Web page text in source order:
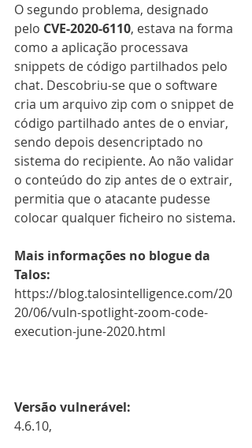
O segundo problema, designado
pelo CVE-2020-6110, estava na forma
como a aplicação processava
snippets de código partilhados pelo
chat. Descobriu-se que o software
cria um arquivo zip com o snippet de
código partilhado antes de o enviar,
sendo depois desencriptado no
sistema do recipiente. Ao não validar
o conteúdo do zip antes de o extrair,
permitia que o atacante pudesse
colocar qualquer ficheiro no sistema.
Mais informações no blogue da
Talos:
https://blog.talosintelligence.com/20
20/06/vuln-spotlight-zoom-code-
execution-june-2020.html
Versão vulnerável:
4.6.10,